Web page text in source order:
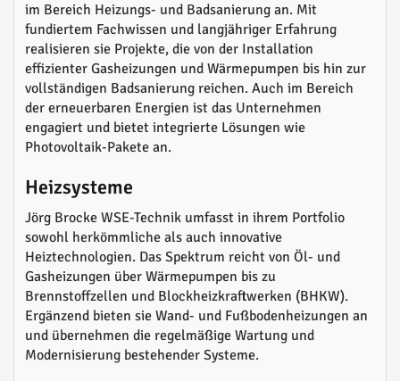
im Bereich Heizungs- und Badsanierung an. Mit
fundiertem Fachwissen und langjähriger Erfahrung
realisieren sie Projekte, die von der Installation
effizienter Gasheizungen und Wärmepumpen bis hin zur
vollständigen Badsanierung reichen. Auch im Bereich
der erneuerbaren Energien ist das Unternehmen
engagiert und bietet integrierte Lösungen wie
Photovoltaik-Pakete an.
Heizsysteme
Jörg Brocke WSE-Technik umfasst in ihrem Portfolio
sowohl herkömmliche als auch innovative
Heiztechnologien. Das Spektrum reicht von Öl- und
Gasheizungen über Wärmepumpen bis zu
Brennstoffzellen und Blockheizkraftwerken (BHKW).
Ergänzend bieten sie Wand- und Fußbodenheizungen an
und übernehmen die regelmäßige Wartung und
Modernisierung bestehender Systeme.